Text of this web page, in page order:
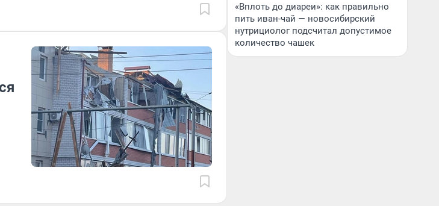
«Вплоть до диареи»: как правильно
пить иван-чай — новосибирский
нутрициолог подсчитал допустимое
количество чашек